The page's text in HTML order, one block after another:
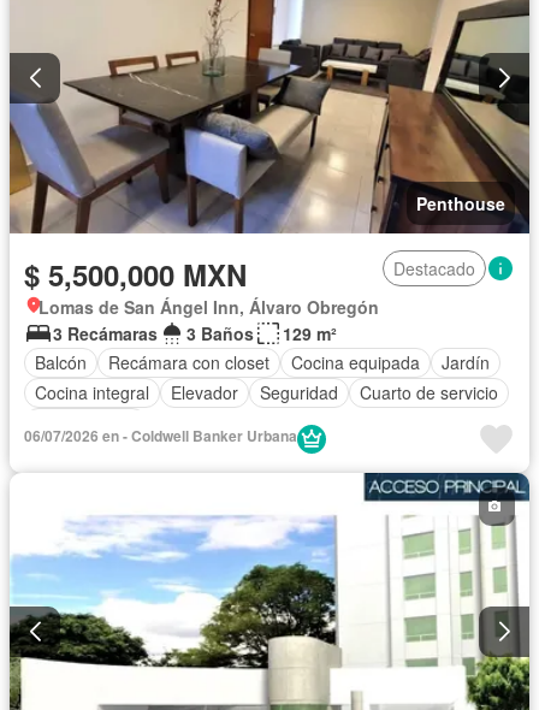
Penthouse
$ 5,500,000 MXN
Destacado
Lomas de San Ángel Inn, Álvaro Obregón
3 Recámaras
3 Baños
129 m²
Balcón
Recámara con closet Cocina equipada
Jardín
Cocina integral
Elevador Seguridad
Cuarto de servicio
06/07/2026 en - Coldwell Banker Urbana